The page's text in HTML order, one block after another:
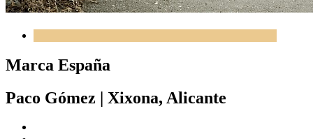
Marca España
Paco Gómez | Xixona, Alicante